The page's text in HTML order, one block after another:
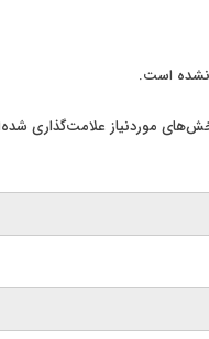
نشده است.
موردنیاز علامت‌گذاری